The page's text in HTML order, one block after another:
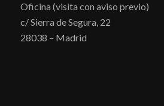
Oficina (visita con aviso previo)
c/ Sierra de Segura, 22
28038 – Madrid